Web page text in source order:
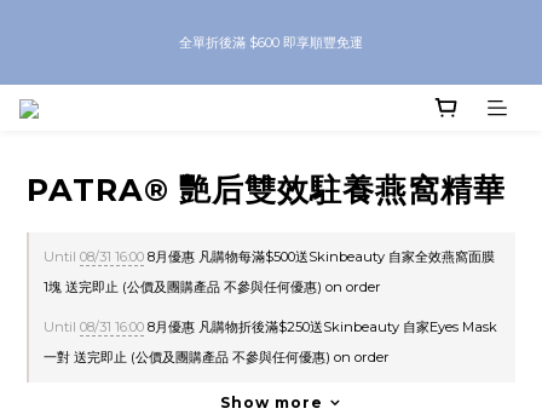
全單折後滿 $600 即享順豐免運
PATRA® 艷后雙效駐養燕窩精華
Until 08/31 16:00 8月優惠 凡購物每滿$500送Skinbeauty 自家全效燕窩面膜
1塊 送完即止 (公價及團購產品 不參與任何優惠) on order
Until 08/31 16:00 8月優惠 凡購物折後滿$250送Skinbeauty 自家Eyes Mask
一對 送完即止 (公價及團購產品 不參與任何優惠) on order
Show more